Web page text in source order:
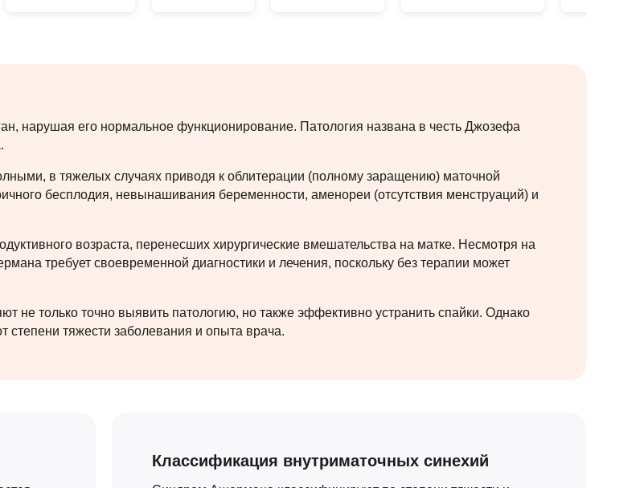
нарушая его нормальное функционирование. Патология названа в честь Джозефа
в тяжелых случаях приводя к облитерации (полному заращению) маточной
бесплодия, невынашивания беременности, аменореи (отсутствия менструаций) и
возраста, перенесших хирургические вмешательства на матке. Несмотря на
требует своевременной диагностики и лечения, поскольку без терапии может
не только точно выявить патологию, но также эффективно устранить спайки. Однако
тяжести заболевания и опыта врача.
Классификация внутриматочных синехий